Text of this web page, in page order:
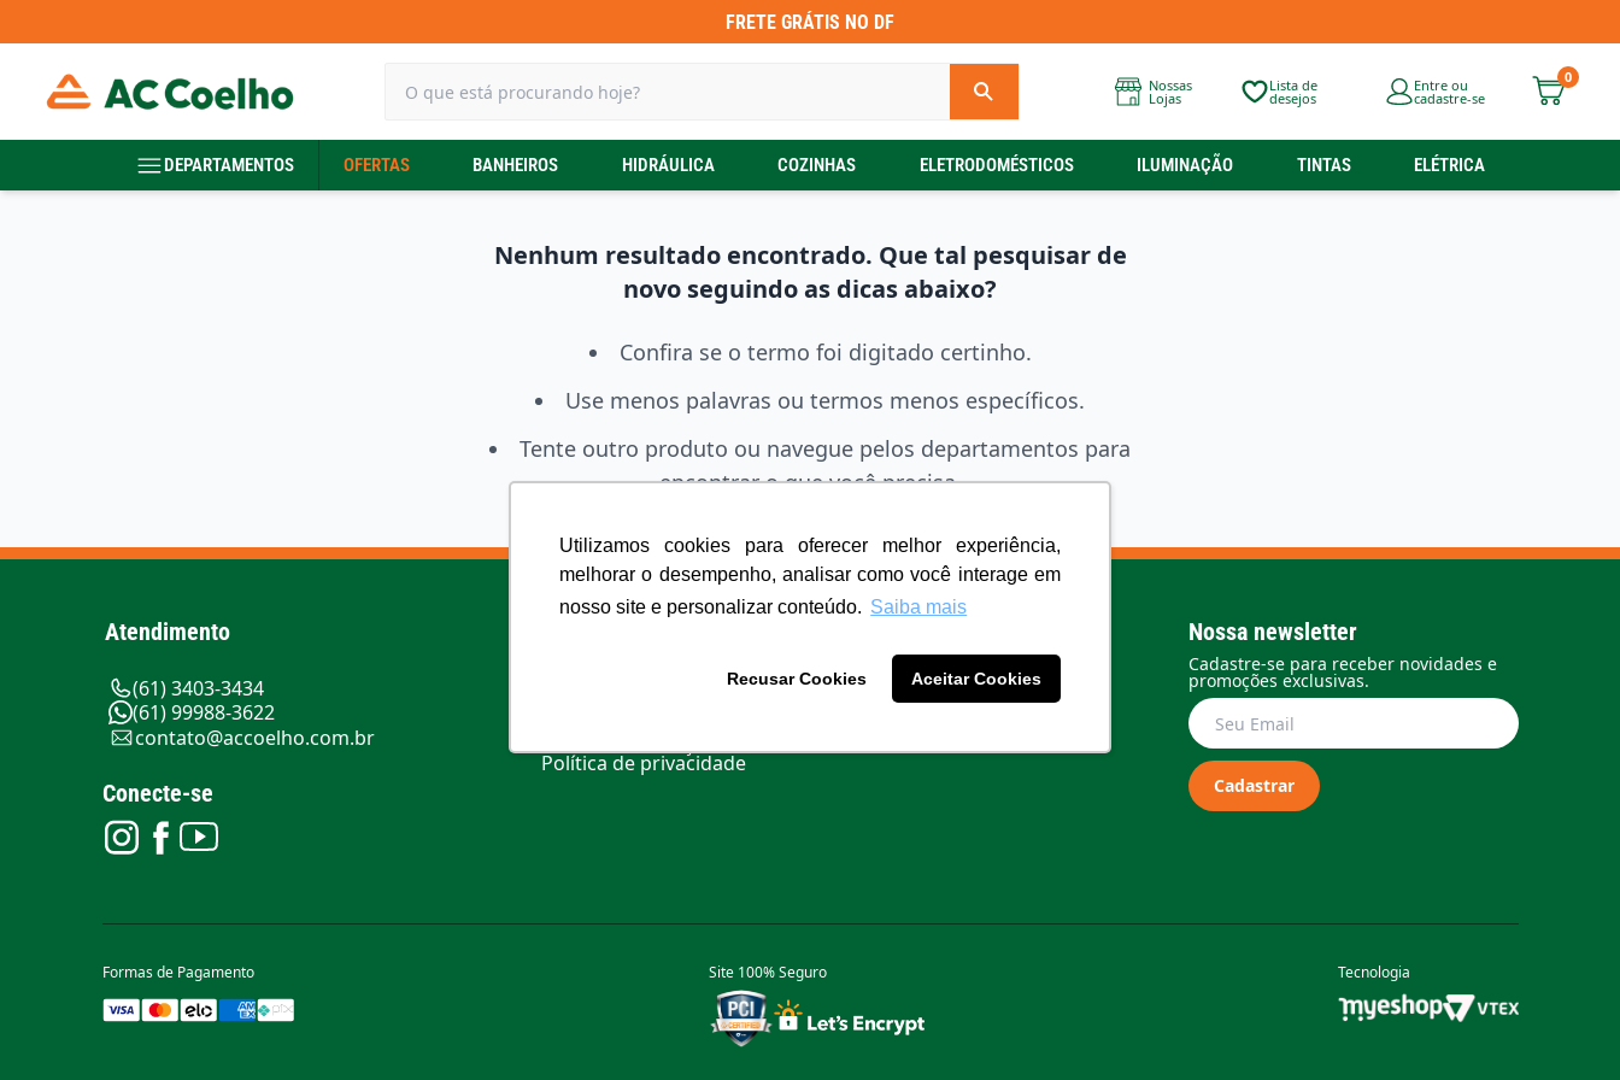
Utilizamos cookies para oferecer melhor experiência,
melhorar o desempenho, analisar como você interage em
nosso site e personalizar conteúdo. Saiba mais
Recusar Cookies Aceitar Cookies
FRETE GRÁTIS NO DF
Nossas
Lojas
Lista de
desejos
Entre ou
cadastre-se
0
DEPARTAMENTOS OFERTAS BANHEIROS HIDRÁULICA COZINHAS ELETRODOMÉSTICOS ILUMINAÇÃO TINTAS ELÉTRICA
Nenhum resultado encontrado. Que tal pesquisar de
novo seguindo as dicas abaixo?
Confira se o termo foi digitado certinho.
Use menos palavras ou termos menos específicos.
Tente outro produto ou navegue pelos departamentos para
encontrar o que você precisa.
Atendimento
(61) 3403-3434
(61) 99988-3622
contato@accoelho.com.br
Conecte-se
Política de privacidade
Quem Somos
Nossas Lojas
Nossa newsletter
Cadastre-se para receber novidades e
promoções exclusivas.
Cadastrar
Formas de Pagamento Site 100% Seguro Tecnologia